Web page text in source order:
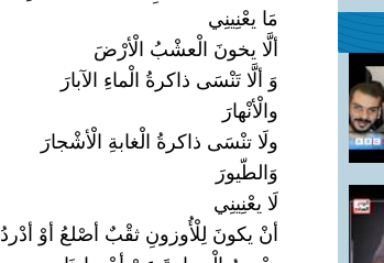
مَا يعْنِينِي
ألَّا يخونَ الْعشْبُ الْأرْضَ
وَ ألَّا تَنْسَى ذاكرةُ الْماءِ الآبارَ
والْأنْهارَ
ولَا تنْسَى ذاكرةُ الْغابةِ الْأشْجارَ
وَالطّيورَ
لَا يعْنِينِي
أنْ يكونَ لِلْأُوزونِ ثقْبٌ أصْلعُ أوْ أدْردُ